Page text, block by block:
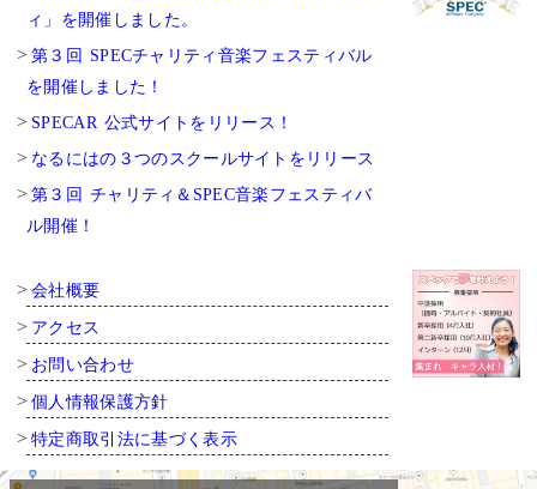
ィ」を開催しました。
第３回 SPECチャリティ音楽フェスティバル
を開催しました！
SPECAR 公式サイトをリリース！
なるにはの３つのスクールサイトをリリース
第３回 チャリティ＆SPEC音楽フェスティバ
ル開催！
会社概要
アクセス
お問い合わせ
個人情報保護方針
特定商取引法に基づく表示